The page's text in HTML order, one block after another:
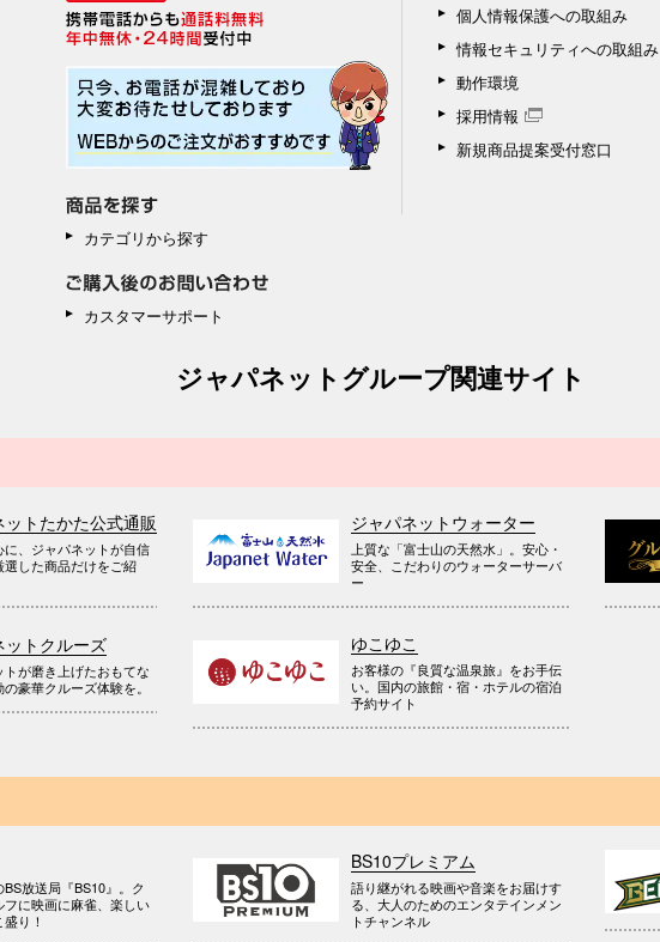
カテゴリから探す
カスタマーサポート
個人情報保護への取組み
情報セキュリティへの取組み
動作環境
採用情報
新規商品提案受付窓口
ジャパネットグループ関連サイト
ットたかた公式通販
に、ジャパネットが自信
選した商品だけをご紹
ジャパネットウォーター
上質な「富士山の天然水」。安心・
安全、こだわりのウォーターサーバ
ー
ットクルーズ
トが磨き上げたおもてな
豪華クルーズ体験を。
ゆこゆこ
お客様の『良質な温泉旅』をお手伝
い。国内の旅館・宿・ホテルの宿泊
予約サイト
放送局『BS10』。ク
フに映画に麻雀、楽しい
り！
BS10プレミアム
語り継がれる映画や音楽をお届けす
る、大人のためのエンタテインメン
トチャンネル